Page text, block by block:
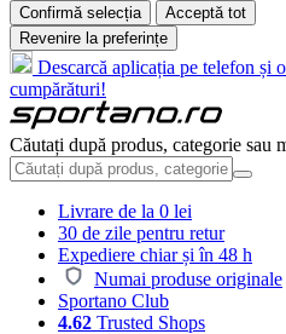
Confirmă selecția
Acceptă tot
Revenire la preferințe
Descarcă aplicația pe telefon și
cumpărături!
Căutați după produs, categorie sau
Livrare de la 0 lei
30 de zile pentru retur
Expediere chiar și în 48 h
Numai produse originale
Sportano Club
4.62 Trusted Shops